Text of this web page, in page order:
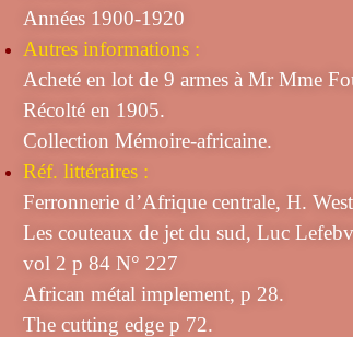
Années 1900-1920
Autres informations :
Acheté en lot de 9 armes à Mr Mme
Récolté en 1905.
Collection Mémoire-africaine.
Réf. littéraires :
Ferronnerie d’Afrique centrale, H.
Les couteaux de jet du sud, Luc
vol 2 p 84 N° 227
African métal implement, p 28.
The cutting edge p 72.